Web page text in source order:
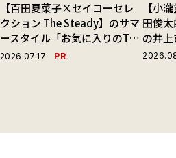
【百田夏菜子×セイコーセレ
クション The Steady】のサマ
ースタイル「お気に入りのTシ
ャツと最高の時計と。」
2026.07.17 PR
【小
田俊
の井
演じる